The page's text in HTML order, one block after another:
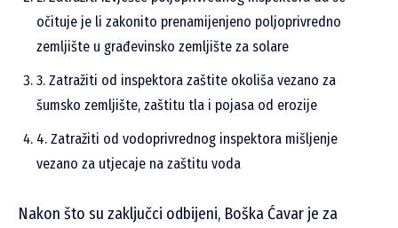
očituje je li zakonito prenamijenjeno poljoprivredno
zemljište u građevinsko zemljište za solare
3. Zatražiti od inspektora zaštite okoliša vezano za
šumsko zemljište, zaštitu tla i pojasa od erozije
4. Zatražiti od vodoprivrednog inspektora mišljenje
vezano za utjecaje na zaštitu voda
Nakon što su zaključci odbijeni, Boška Ćavar je za